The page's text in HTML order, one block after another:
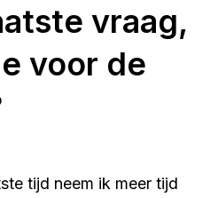
vraag,
voor de
tijd neem ik meer tijd